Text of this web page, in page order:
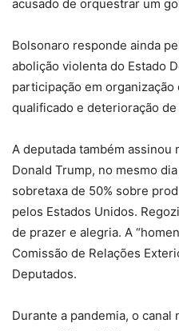
acusado de orquestrar um
Bolsonaro responde ainda
abolição violenta do Estado
participação em organização
qualificado e deterioração
A deputada também
Donald Trump, no mesmo
sobretaxa de 50% sobre
pelos Estados Unidos.
de prazer e alegria. A
Comissão de Relações
Deputados.
Durante a pandemia, o canal